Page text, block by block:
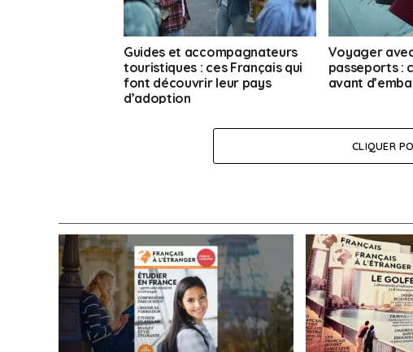
Guides et accompagnateurs
touristiques : ces Français qui
font découvrir leur pays
d’adoption
Voyager
passeports :
avant
CLIQUER